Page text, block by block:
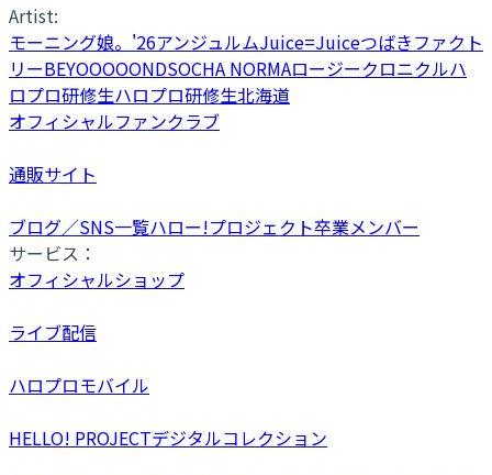
Artist:
モーニング娘。'26アンジュルムJuice=Juiceつばきファクト
リーBEYOOOOONDSOCHA NORMAロージークロニクルハ
ロプロ研修生ハロプロ研修生北海道
オフィシャルファンクラブ
通販サイト
ブログ／SNS一覧ハロー!プロジェクト卒業メンバー
サービス：
オフィシャルショップ
ライブ配信
ハロプロモバイル
HELLO! PROJECTデジタルコレクション